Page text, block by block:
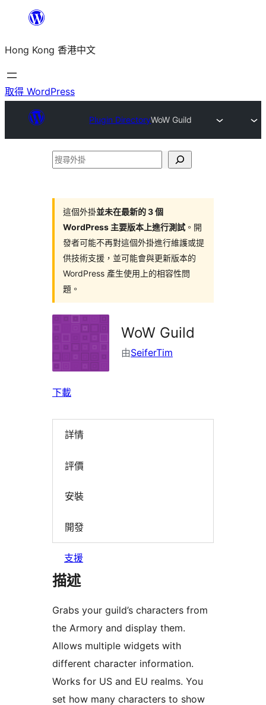
主
要
內
Hong Kong 香港中文
取得 WordPress
Plugin DirectoryWoW Guild
搜
這個外掛並未在最新的 3 個
WordPress 主要版本上進行測試 。開
發者可能不再對這個外掛進行維護或提
供技術支援，並可能會與更新版本的
WordPress 產生使用上的相容性問
題。
WoW Guild
由SeiferTim
下載
詳情
評價
安裝
開發
支援
描述
Grabs your guild’s characters from
the Armory and display them.
Allows multiple widgets with
different character information.
Works for US and EU realms. You
set how many characters to show